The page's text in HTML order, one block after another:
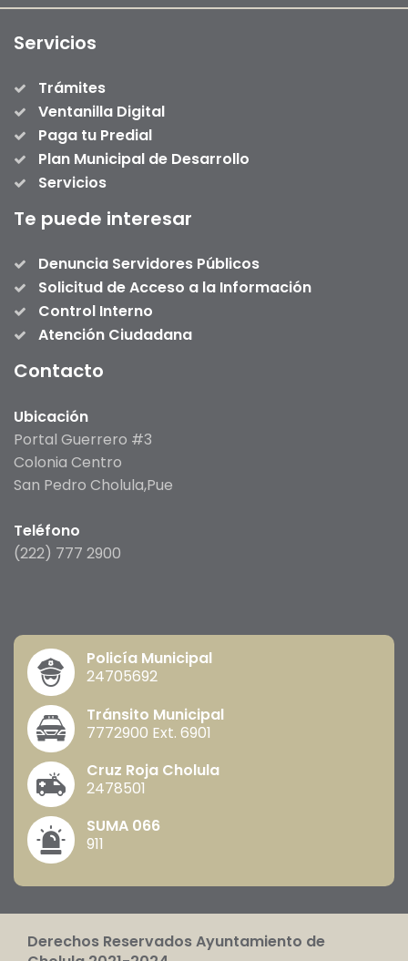
Servicios
Trámites
Ventanilla Digital
Paga tu Predial
Plan Municipal de Desarrollo
Servicios
Te puede interesar
Denuncia Servidores Públicos
Solicitud de Acceso a la Información
Control Interno
Atención Ciudadana
Contacto
Ubicación
Portal Guerrero #3
Colonia Centro
San Pedro Cholula,Pue
Teléfono
(222) 777 2900
Policía Municipal
24705692
Tránsito Municipal
7772900 Ext. 6901
Cruz Roja Cholula
2478501
SUMA 066
911
Derechos Reservados Ayuntamiento de